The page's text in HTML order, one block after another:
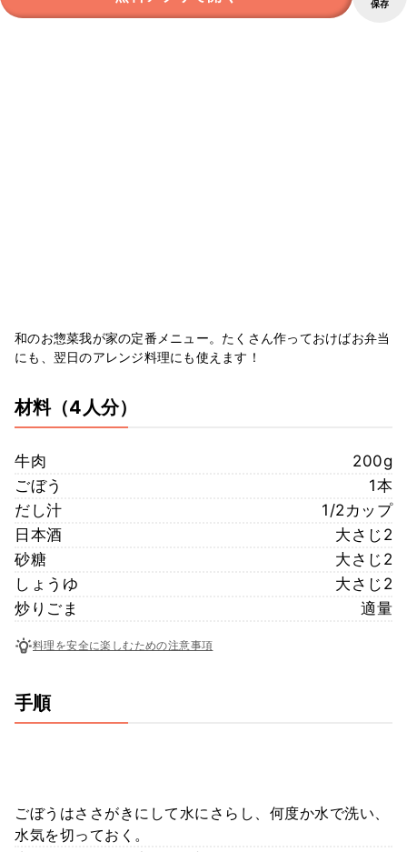
保存
和のお惣菜我が家の定番メニュー。たくさん作っておけばお弁当
にも、翌日のアレンジ料理にも使えます！
材料（4人分）
牛肉
200g
ごぼう
1本
だし汁
1/2カップ
日本酒
大さじ2
砂糖
大さじ2
しょうゆ
大さじ2
炒りごま
適量
料理を安全に楽しむための注意事項
手順
ごぼうはささがきにして水にさらし、何度か水で洗い、
水気を切っておく。